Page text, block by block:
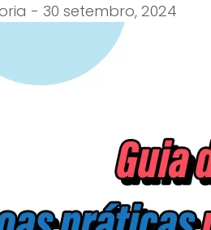
- 30 setembro, 2024